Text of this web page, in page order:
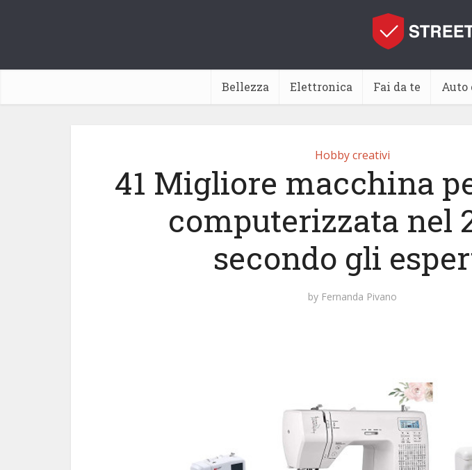
Bellezza Elettronica Fai da te Auto
Hobby creativi
41 Migliore macchina
computerizzata nel
secondo gli
by Fernanda Pivano